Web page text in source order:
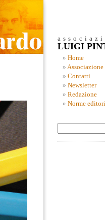
LUIGI
Home
Associazione
Contatti
Newsletter
Redazione
Norme